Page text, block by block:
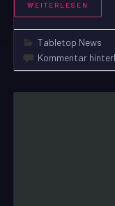
WEITERLESEN
Tabletop News
Kommentar